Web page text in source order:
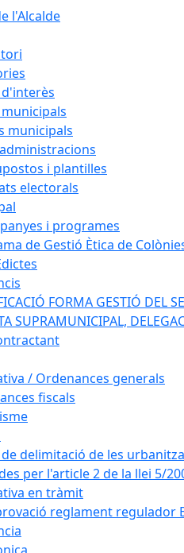
l'Alcalde
municipals
i plantilles
electorals
i programes
de Gestió Ètica de
FORMA GESTIÓ DEL
SUPRAMUNICIPAL,
/ Ordenances generals
fiscals
delimitació de les
per l'article 2 de la llei 5/
en tràmit
reglament regulador